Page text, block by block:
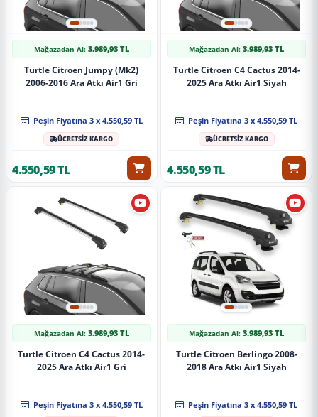
Mağazadan Al: 3.989,93 TL
Turtle Citroen Jumpy (Mk2)
2006-2016 Ara Atkı Air1 Gri
Peşin Fiyatına 3 x 4.550,59 TL
ÜCRETSİZ KARGO
4.550,59 TL
Mağazadan Al:3.989,93 TL
Turtle Citroen C4 Cactus 2014-
2025 Ara Atkı Air1 Siyah
Peşin Fiyatına 3 x 4.550,59 TL
ÜCRETSİZ KARGO
4.550,59 TL
Mağazadan Al: 3.989,93 TL
Turtle Citroen C4 Cactus 2014-
2025 Ara Atkı Air1 Gri
Peşin Fiyatına 3 x 4.550,59 TL
Mağazadan Al:3.989,93 TL
Turtle Citroen Berlingo 2008-
2018 Ara Atkı Air1 Siyah
Peşin Fiyatına 3 x 4.550,59 TL